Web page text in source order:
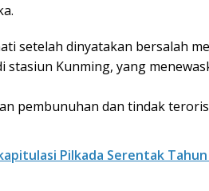
setelah dinyatakan bersalah
Kunming, yang
pembunuhan dan tindak
Pilkada Serentak Tahun